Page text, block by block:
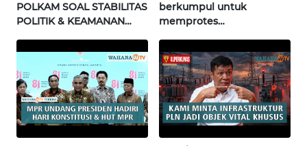
POLKAM SOAL STABILITAS
POLITIK & KEAMANAN
Terkini
berkumpul untuk
memprotes
pertama di Fujisawa
REDAKSI
DISCLAIMER
Wahana